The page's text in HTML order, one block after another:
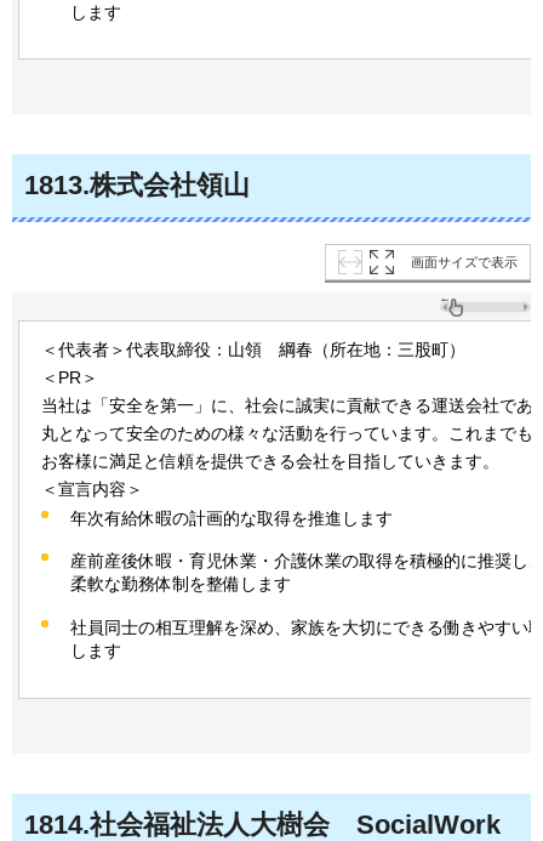
します
1813.株式会社領山
画面サイズで表示
＜代表者＞代表取締役：山領 綱春 （所在地：三股町）
＜PR＞
当社は「安全を第一」に、社会に誠実に貢献できる運送会社であ
丸となって安全のための様々な活動を行っています。これまでも
お客様に満足と信頼を提供できる会社を目指していきます。
＜宣言内容＞
年次有給休暇の計画的な取得を推進します
産前産後休暇・育児休業・介護休業の取得を積極的に推奨し
柔軟な勤務体制を整備します
社員同士の相互理解を深め、家族を大切にできる働きやすい
します
1814.社会福祉法人大樹会
SocialWork